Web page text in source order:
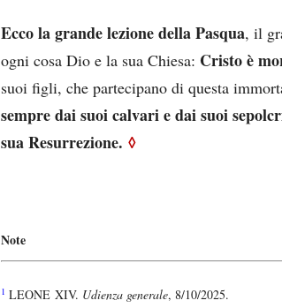
Ecco la grande lezione della Pasqua, il
ogni cosa Dio e la sua Chiesa: Cristo è
suoi figli, che partecipano di questa
sempre dai suoi calvari e dai suoi
sua Resurrezione. ◊
Note
1 LEONE XIV. Udienza generale, 8/10/2025.